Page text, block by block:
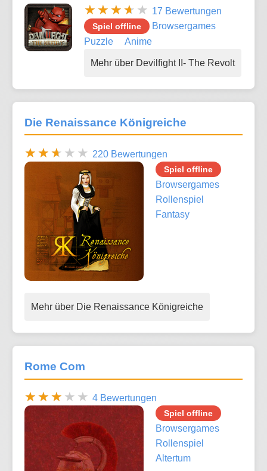
17 Bewertungen
Spiel offline
Browsergames
Puzzle
Anime
Mehr über Devilfight II- The Revolt
Die Renaissance Königreiche
220 Bewertungen
Spiel offline
Browsergames
Rollenspiel
Fantasy
Mehr über Die Renaissance Königreiche
Rome Com
4 Bewertungen
Spiel offline
Browsergames
Rollenspiel
Altertum